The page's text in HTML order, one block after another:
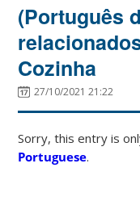
(Português
Cozinha
27/10/2021 21:22
Sorry, this entry is
Portuguese.